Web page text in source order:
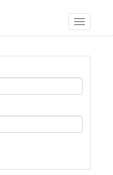
Toggle